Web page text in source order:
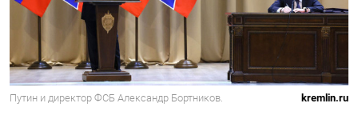
Путин и директор ФСБ Александр Бортников. kremlin.ru